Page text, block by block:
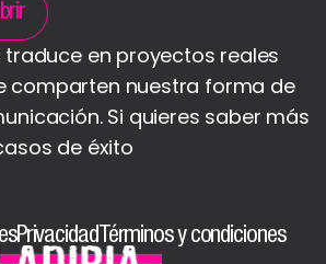
traduce en proyectos reales
comparten nuestra forma de
Si quieres saber más
de éxito
PrivacidadTérminos y condiciones